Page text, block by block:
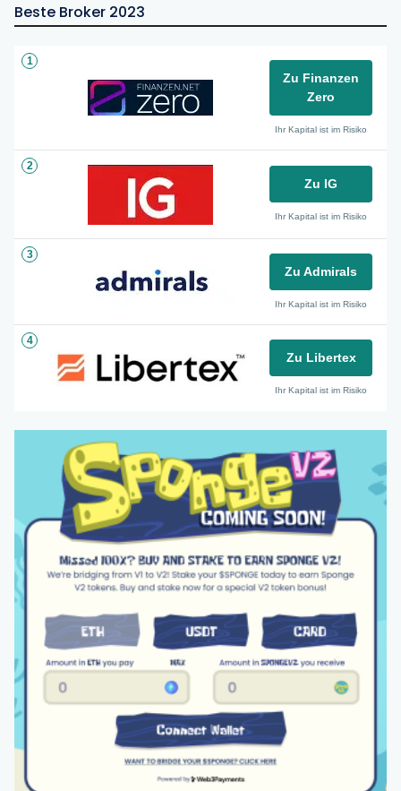
Beste Broker 2023
1
Zu Finanzen
Zero
Ihr Kapital ist im Risiko
2
Zu IG
Ihr Kapital ist im Risiko
3
Zu Admirals
Ihr Kapital ist im Risiko
4
Zu Libertex
Ihr Kapital ist im Risiko